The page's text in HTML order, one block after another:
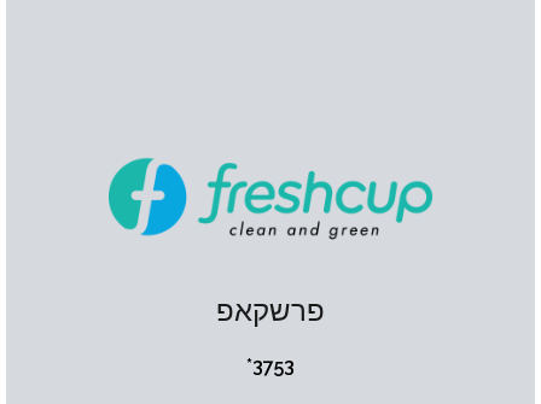
פרשקאפ
3753*